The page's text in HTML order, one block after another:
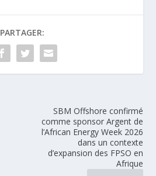
PARTAGER:
SBM Offshore confirmé
comme sponsor Argent de
l’African Energy Week 2026
dans un contexte
d’expansion des FPSO en
Afrique